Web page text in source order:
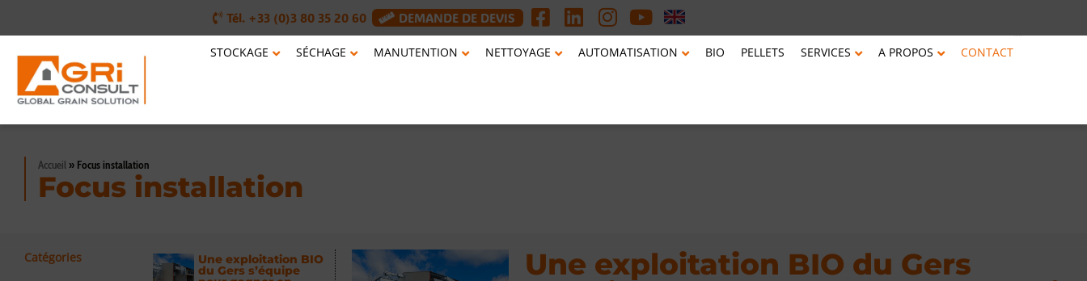
Tél. +33 (0)3 80 35 20 60 DEMANDE DE DEVIS
STOCKAGE SÉCHAGE MANUTENTION NETTOYAGE AUTOMATISATION BIO PELLETS SERVICES A PROPOS CONTACT
Accueil » Focus installation
Focus installation
Catégories Une exploitation BIO
du Gers s’équipe
Une exploitation BIO du Gers